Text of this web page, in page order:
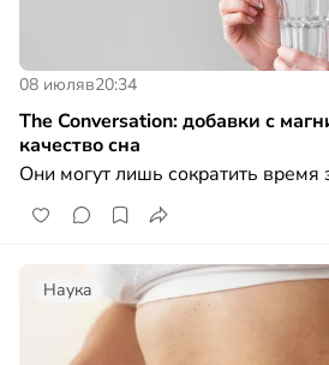
08 июляв20:34
The Conversation: добавки с
качество сна
Они могут лишь сократить время
Наука